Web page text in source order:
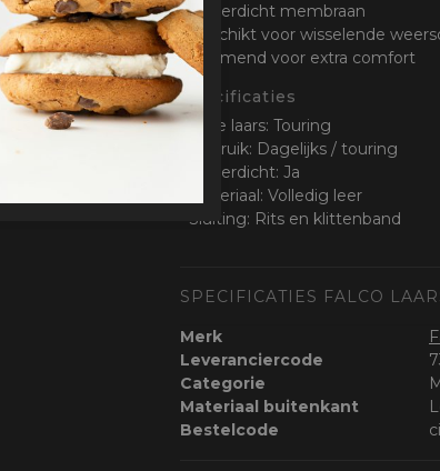
• Waterdicht membraan
• Geschikt voor wisselende
• Ademend voor extra comfort
Specificaties
• Type laars: Touring
• Gebruik: Dagelijks / touring
• Waterdicht: Ja
• Materiaal: Volledig leer
• Sluiting: Rits en klittenband
SPECIFICATIES FALCO
Merk
Leveranciercode
Categorie
Materiaal buitenkant
Bestelcode